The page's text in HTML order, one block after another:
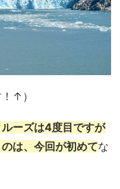
↑）
ーズは4度目ですが
は、今回が初めてな